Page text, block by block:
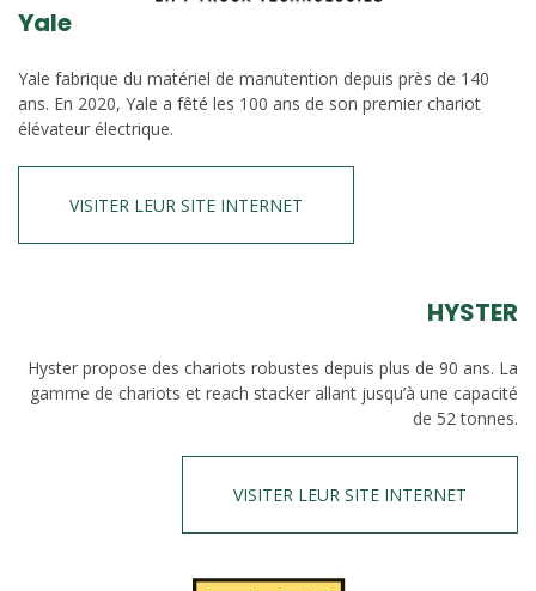
Yale
Yale fabrique du matériel de manutention depuis près de 140
ans. En 2020, Yale a fêté les 100 ans de son premier chariot
élévateur électrique.
VISITER LEUR SITE INTERNET
HYSTER
Hyster propose des chariots robustes depuis plus de 90 ans. La
gamme de chariots et reach stacker allant jusqu’à une capacité
de 52 tonnes.
VISITER LEUR SITE INTERNET